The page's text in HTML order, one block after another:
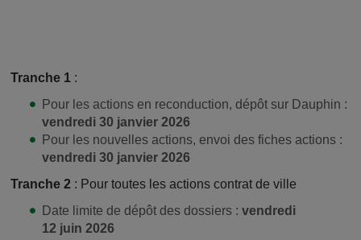
Tranche 1 :
Pour les actions en reconduction, dépôt sur Dauphin :
vendredi 30 janvier 2026
Pour les nouvelles actions, envoi des fiches actions :
vendredi 30 janvier 2026
Tranche 2 : Pour toutes les actions contrat de ville
Date limite de dépôt des dossiers : vendredi
12 juin 2026